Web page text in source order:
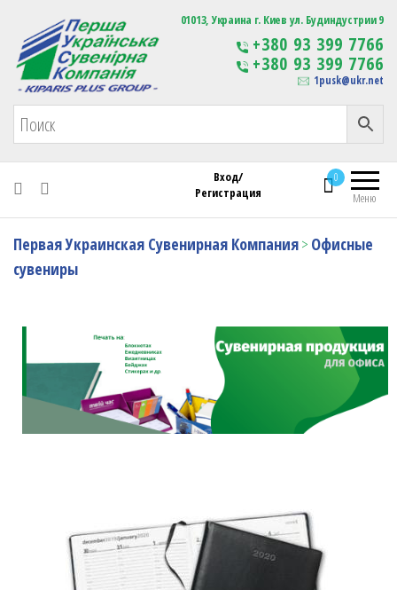
Первая Украинская Сувенирная Компания Изготовление
сувенирной продукции
с логотипом
01013, Украина г. Киев ул. Будиндустрии 9
+380 93 399 7766
+380 93 399 7766
1pusk@ukr.net
Меню
0
Вход/
Регистрация
Первая Украинская Сувенирная Компания> Офисные
сувениры